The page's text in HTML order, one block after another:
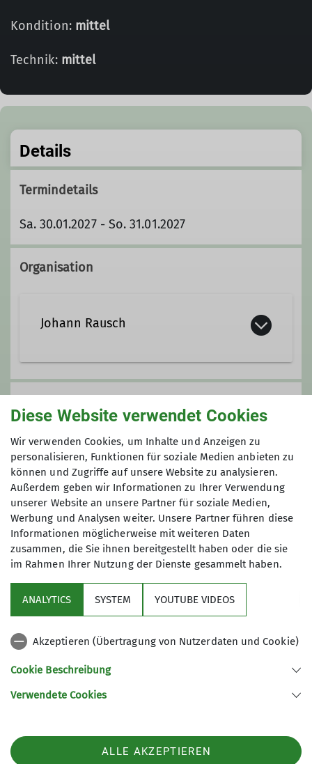
Kondition: mittel
Technik: mittel
Details
Termindetails
Sa. 30.01.2027 - So. 31.01.2027
Organisation
Johann Rausch
+49-8223-3513
+49-172-63 31 139
Kontakt aufnehmen
Qualifikationen
Fachübungsleiter Skihochtouren
Ämter
Gerätewart
Gebühr: 30 €
Vorkasse: 30 €
Gesamtkosten ca.: 30 €
Maximale Teilnehmeranzahl
7
Nützliche Links
Sektion Günzburg des Deutschen Alpenvereins e.V.
Telefon +4982219646199
Diese Website verwendet Cookies
Wir verwenden Cookies, um Inhalte und Anzeigen zu
personalisieren, Funktionen für soziale Medien anbieten zu
können und Zugriffe auf unsere Website zu analysieren.
Außerdem geben wir Informationen zu Ihrer Verwendung
unserer Website an unsere Partner für soziale Medien,
Werbung und Analysen weiter. Unsere Partner führen diese
Informationen möglicherweise mit weiteren Daten
zusammen, die Sie ihnen bereitgestellt haben oder die sie
im Rahmen Ihrer Nutzung der Dienste gesammelt haben.
ANALYTICS SYSTEM YOUTUBE VIDEOS
Akzeptieren (Übertragung von Nutzerdaten und Cookie)
Cookie Beschreibung
Verwendete Cookies
ALLE AKZEPTIEREN